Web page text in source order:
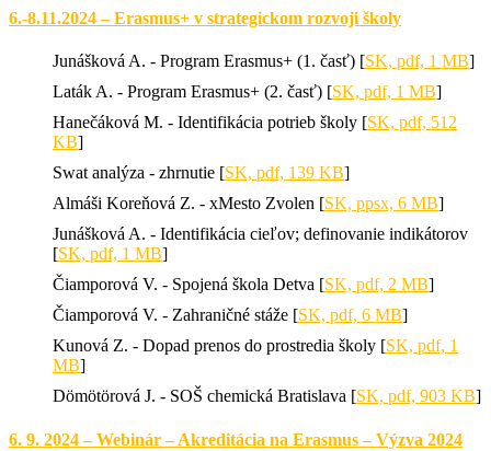
6.-8.11.2024 – Erasmus+ v strategickom rozvoji školy
Junášková A. - Program Erasmus+ (1. časť) [SK, pdf, 1 MB]
Laták A. - Program Erasmus+ (2. časť) [SK, pdf, 1 MB]
Hanečáková M. - Identifikácia potrieb školy [SK, pdf, 512
KB]
Swat analýza - zhrnutie [SK, pdf, 139 KB]
Almáši Koreňová Z. - xMesto Zvolen [SK, ppsx, 6 MB]
Junášková A. - Identifikácia cieľov; definovanie indikátorov
[SK, pdf, 1 MB]
Čiamporová V. - Spojená škola Detva [SK, pdf, 2 MB]
Čiamporová V. - Zahraničné stáže [SK, pdf, 6 MB]
Kunová Z. - Dopad prenos do prostredia školy [SK, pdf, 1
MB]
Dömötörová J. - SOŠ chemická Bratislava [SK, pdf, 903 KB]
6. 9. 2024 – Webinár – Akreditácia na Erasmus – Výzva 2024